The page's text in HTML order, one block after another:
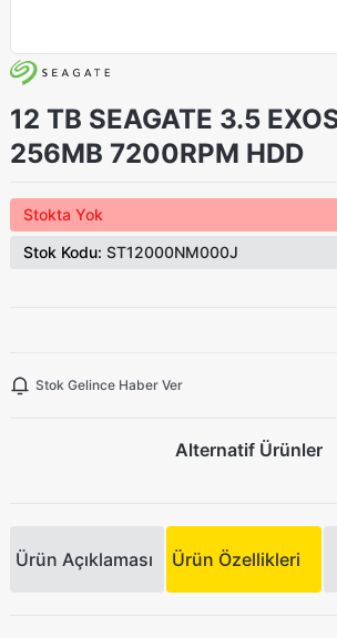
12 TB SEAGATE 3.5
256MB 7200RPM HDD
Stokta Yok
Stok Kodu: ST12000NM000J
Stok Gelince Haber Ver
Alternatif Ürünler
Ürün Açıklaması Ürün Özellikleri